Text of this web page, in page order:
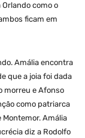
como o
ficam em
Amália encontra
que a joia foi dada
morreu e Afonso
como patriarca
Amália
diz a Rodolfo